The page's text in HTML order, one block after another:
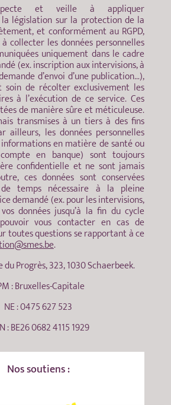
et veille à appliquer
législation sur la protection de la
et conformément au RGPD,
à collecter les données personnelles
uniquement dans le cadre
(ex. inscription aux intervisions, à
d’envoi d’une publication…),
de récolter exclusivement les
à l’exécution de ce service. Ces
de manière sûre et méticuleuse.
transmises à un tiers à des fins
ailleurs, les données personnelles
informations en matière de santé ou
en banque) sont toujours
confidentielle et ne sont jamais
ces données sont conservées
temps nécessaire à la pleine
demandé (ex. pour les intervisions,
données jusqu’à la fin du cycle
vous contacter en cas de
toutes questions se rapportant à ce
.
du Progrès, 323, 1030 Schaerbeek.
: Bruxelles-Capitale
NE : 0475 627 523
: BE26 0682 4115 1929
Nos soutiens :